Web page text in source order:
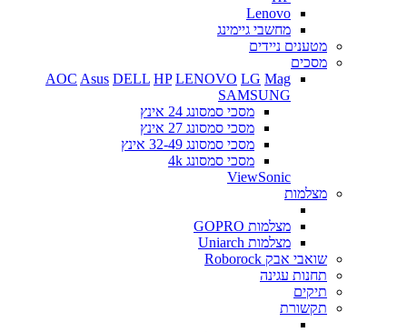
Lenovo
מחשבי גיימינג
מטענים ניידים
מסכים
AOC Asus DELL HP LENOVO LG Mag
SAMSUNG
מסכי סמסונג 24 אינץ
מסכי סמסונג 27 אינץ
מסכי סמסונג 32-49 אינץ
מסכי סמסונג 4k
ViewSonic
מצלמות
מצלמות GOPRO
מצלמות Uniarch
שואבי אבק Roborock
תחנות עגינה
תיקים
תקשורת